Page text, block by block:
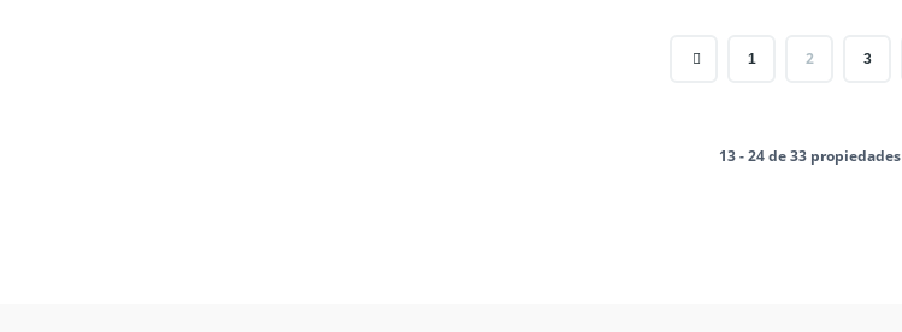
1 2 3
13 - 24 de 33 propiedades